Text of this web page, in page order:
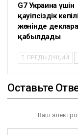
G7 Украина үшін
қауіпсіздік
жөнінде
қабылдады
ПРЕДЫДУЩИЙ
Оставьте
Ваш